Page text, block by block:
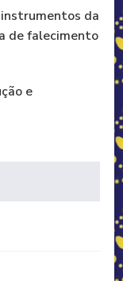
instrumentos da
de falecimento
e